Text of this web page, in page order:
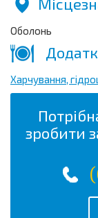
Оболонь
Харчування,
зробити